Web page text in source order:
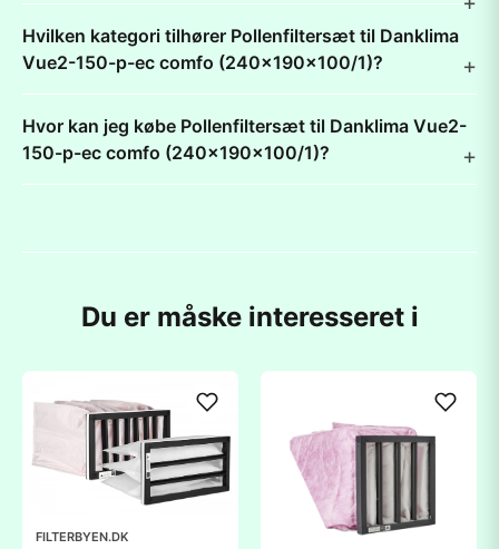
Hvilken kategori tilhører Pollenfiltersæt til Danklima
Vue2-150-p-ec comfo (240x190x100/1)?
Hvor kan jeg købe Pollenfiltersæt til Danklima Vue2-
150-p-ec comfo (240x190x100/1)?
Du er måske interesseret i
FILTERBYEN.DK